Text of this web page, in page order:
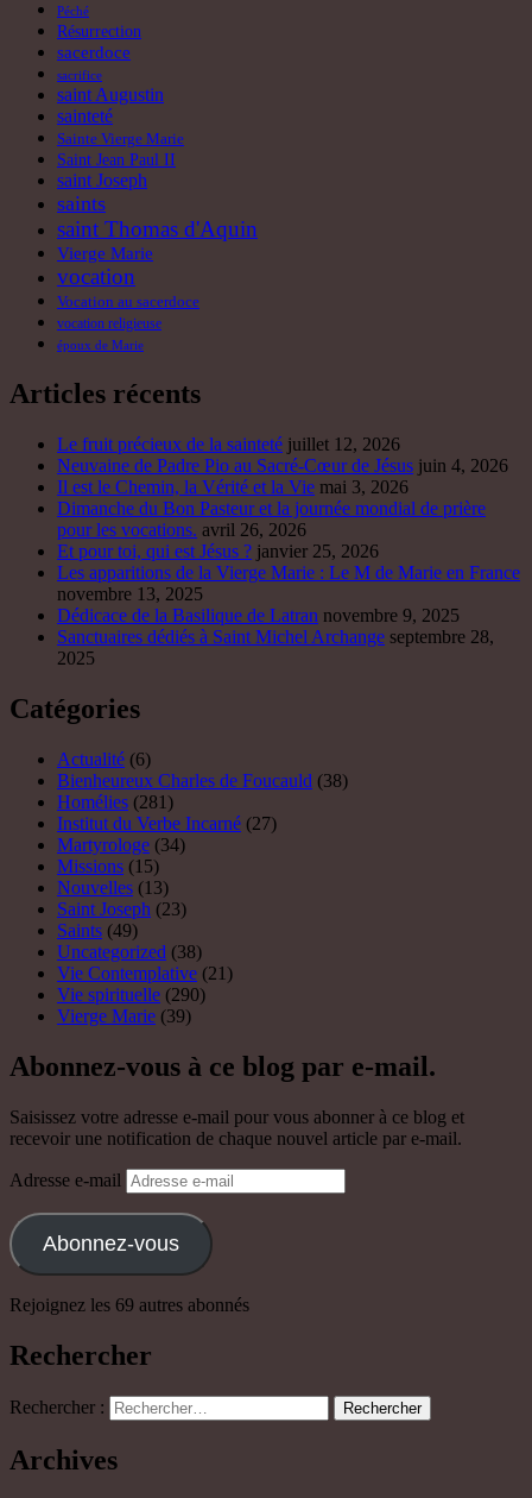
Péché
Résurrection
sacerdoce
sacrifice
saint Augustin
sainteté
Sainte Vierge Marie
Saint Jean Paul II
saint Joseph
saints
saint Thomas d'Aquin
Vierge Marie
vocation
Vocation au sacerdoce
vocation religieuse
époux de Marie
Articles récents
Le fruit précieux de la sainteté juillet 12, 2026
Neuvaine de Padre Pio au Sacré-Cœur de Jésus juin 4, 2026
Il est le Chemin, la Vérité et la Vie mai 3, 2026
Dimanche du Bon Pasteur et la journée mondial de prière
pour les vocations. avril 26, 2026
Et pour toi, qui est Jésus ? janvier 25, 2026
Les apparitions de la Vierge Marie : Le M de Marie en France
novembre 13, 2025
Dédicace de la Basilique de Latran novembre 9, 2025
Sanctuaires dédiés à Saint Michel Archange septembre 28,
2025
Catégories
Actualité (6)
Bienheureux Charles de Foucauld (38)
Homélies (281)
Institut du Verbe Incarné (27)
Martyrologe (34)
Missions (15)
Nouvelles (13)
Saint Joseph (23)
Saints (49)
Uncategorized (38)
Vie Contemplative (21)
Vie spirituelle (290)
Vierge Marie (39)
Abonnez-vous à ce blog par e-mail.
Saisissez votre adresse e-mail pour vous abonner à ce blog et
recevoir une notification de chaque nouvel article par e-mail.
Adresse e-mail
Abonnez-vous
Rejoignez les 69 autres abonnés
Rechercher
Rechercher :
Archives